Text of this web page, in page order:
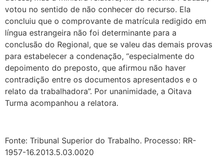
votou no sentido de não conhecer do recurso. Ela
concluiu que o comprovante de matrícula redigido em
língua estrangeira não foi determinante para a
conclusão do Regional, que se valeu das demais provas
para estabelecer a condenação, “especialmente do
depoimento do preposto, que afirmou não haver
contradição entre os documentos apresentados e o
relato da trabalhadora”. Por unanimidade, a Oitava
Turma acompanhou a relatora.
Fonte: Tribunal Superior do Trabalho. Processo: RR-
1957-16.2013.5.03.0020